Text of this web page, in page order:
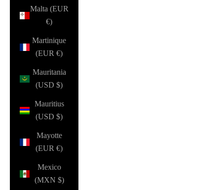
Malta (EUR
€)
Martinique
(EUR €)
Mauritania
(USD $)
Mauritius
(USD $)
Mayotte
(EUR €)
Mexico
(MXN $)